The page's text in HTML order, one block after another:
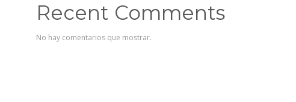
Recent Comments
No hay comentarios que mostrar.